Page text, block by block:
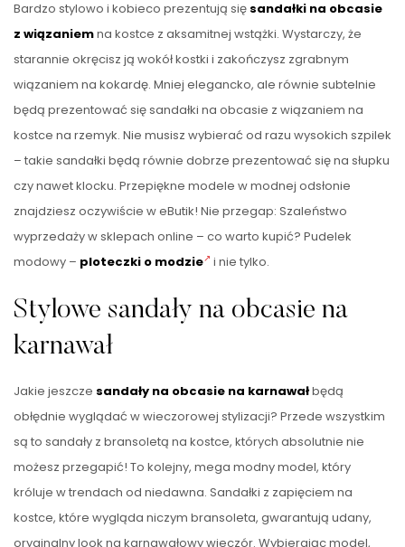
Bardzo stylowo i kobieco prezentują się sandałki na obcasie
z wiązaniemna kostce z aksamitnej wstążki. Wystarczy, że
starannie okręcisz ją wokół kostki i zakończysz zgrabnym
wiązaniem na kokardę. Mniej elegancko, ale równie subtelnie
będą prezentować się sandałki na obcasie z wiązaniem na
kostce na rzemyk. Nie musisz wybierać od razu wysokich szpilek
– takie sandałki będą równie dobrze prezentować się na słupku
czy nawet klocku. Przepiękne modele w modnej odsłonie
znajdziesz oczywiście w eButik! Nie przegap: Szaleństwo
wyprzedaży w sklepach online – co warto kupić? Pudelek
modowy – ploteczki o modzie i nie tylko.
Stylowe sandały na obcasie na
karnawał
Jakie jeszcze sandały na obcasie na karnawałbędą
obłędnie wyglądać w wieczorowej stylizacji? Przede wszystkim
są to sandały z bransoletą na kostce, których absolutnie nie
możesz przegapić! To kolejny, mega modny model, który
króluje w trendach od niedawna. Sandałki z zapięciem na
kostce, które wygląda niczym bransoleta, gwarantują udany,
oryginalny look na karnawałowy wieczór. Wybierając model,